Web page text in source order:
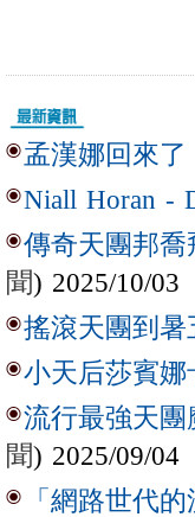
孟漢娜回來了
Niall Horan -
傳奇天團邦
聞) 2025/10/03
搖滾天團到
小天后莎賓娜
流行最強天
聞) 2025/09/04
「網路世代